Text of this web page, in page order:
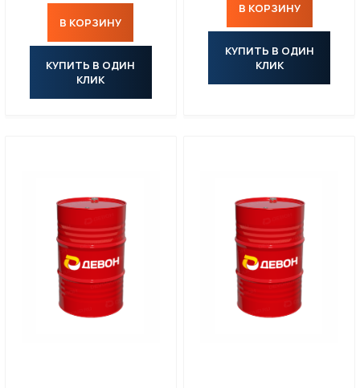
В КОРЗИНУ
КУПИТЬ В ОДИН
КЛИК
В КОРЗИНУ
КУПИТЬ В ОДИН
КЛИК